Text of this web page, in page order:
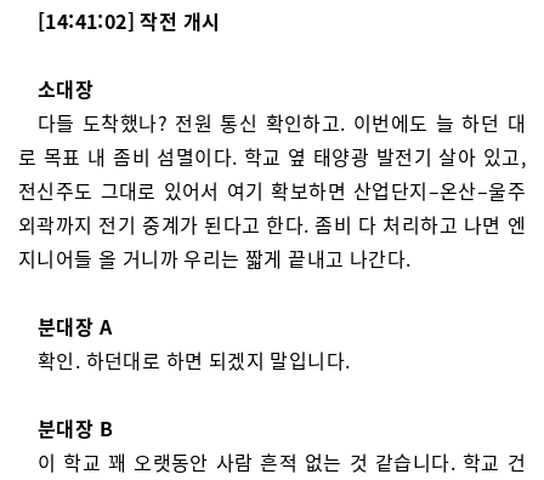
[14:41:02] 작전 개시
소대장
다들 도착했나? 전원 통신 확인하고. 이번에도 늘 하던 대
로 목표 내 좀비 섬멸이다. 학교 옆 태양광 발전기 살아 있고,
전신주도 그대로 있어서 여기 확보하면 산업단지–온산–울주
외곽까지 전기 중계가 된다고 한다. 좀비 다 처리하고 나면 엔
지니어들 올 거니까 우리는 짧게 끝내고 나간다.
분대장 A
확인. 하던대로 하면 되겠지 말입니다.
분대장 B
이 학교 꽤 오랫동안 사람 흔적 없는 것 같습니다. 학교 건